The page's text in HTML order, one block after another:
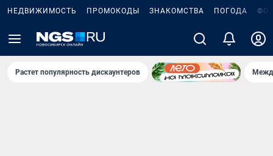
НЕДВИЖИМОСТЬ ПРОМОКОДЫ ЗНАКОМСТВА ПОГОДА
Растет популярность дискаунтеров